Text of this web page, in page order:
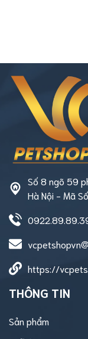
Số 8 ngõ 59
Hà Nội - Mã
https://
THÔNG TIN
Sản phẩm